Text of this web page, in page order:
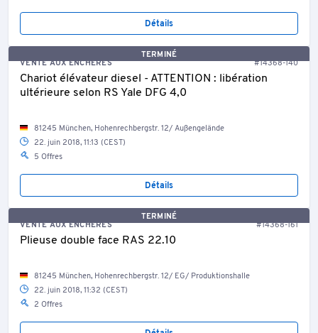
Détails
TERMINÉ
VENTE AUX ENCHÈRES
#14368-140
Chariot élévateur diesel - ATTENTION : libération
ultérieure selon RS Yale DFG 4,0
81245 München, Hohenrechbergstr. 12/ Außengelände
22. juin 2018, 11:13 (CEST)
5 Offres
Détails
TERMINÉ
VENTE AUX ENCHÈRES
#14368-161
Plieuse double face RAS 22.10
81245 München, Hohenrechbergstr. 12/ EG/ Produktionshalle
22. juin 2018, 11:32 (CEST)
2 Offres